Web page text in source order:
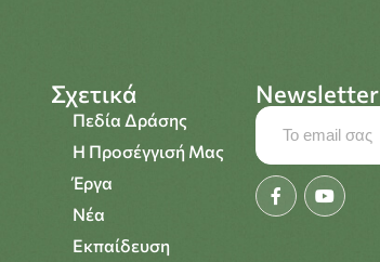
Σχετικά
Πεδία Δράσης
Η Προσέγγισή Μας
Έργα
Νέα
Εκπαίδευση
Newsletter